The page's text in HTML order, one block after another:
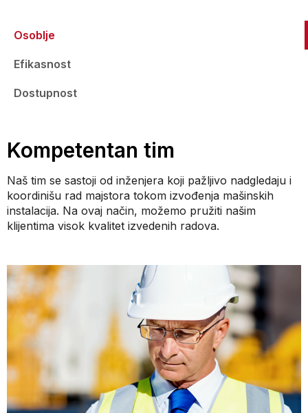
Osoblje
Efikasnost
Dostupnost
Kompetentan tim
Naš tim se sastoji od inženjera koji pažljivo nadgledaju i
koordinišu rad majstora tokom izvođenja mašinskih
instalacija. Na ovaj način, možemo pružiti našim
klijentima visok kvalitet izvedenih radova.